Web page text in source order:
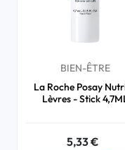
BIEN-ÊTRE
La Roche Posay
Lèvres - Stick
5,33 €